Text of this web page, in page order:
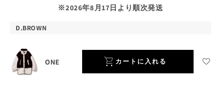
OUTLET
※2026年8月17日より順次発送
D.BROWN
ONE カートに入れる